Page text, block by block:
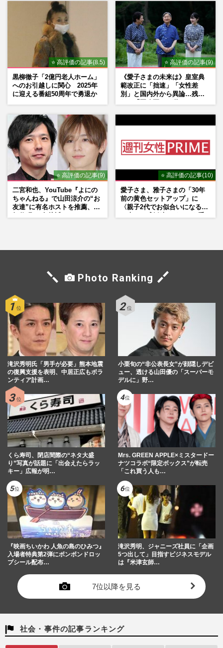
⭐ 高評価の記事(8.5)
黒柳徹子「2億円老人ホーム」
へのお引越しに関心 2025年
に迎える番組50周年で勇退か
⭐ 高評価の記事(9)
《愛子さまの未来は》皇室典
範改正に「拙速」「女性差
別」と国内外から異論…残さ
⭐ 高評価の記事(9)
二宮和也、YouTube『よにの
ちゃんねる』で山田涼介の“お
友達”に有名ホストを推薦、歌
⭐ 高評価の記事(10)
愛子さま、雅子さまの「30年
前の黄色セットアップ」に
〈親子2代でお似合いになる〉
Photo Ranking
滝沢秀明氏「男手が必要」熊本地震
の復興支援を表明、中居正広もボラ
ンティア計画…
小栗旬の“非公表長女”が顔隠しデビ
ュー、透ける山田優の「スーパーモ
デルに」野…
くら寿司、閉店間際の“ネタ大盛
り”写真が話題に「出会えたらラッ
キー」広報が明…
Mrs. GREEN APPLE×ミスタードー
ナツコラボ“限定ボックス”が転売
「これ買う人も…
『映画ちいかわ 人魚の島のひみつ』
入場者特典第2弾にボンボンドロッ
プシール配布…
滝沢秀明、ジャニーズ社員に「企画
5つ出して」目指すビジネスモデル
は『米津玄師…
7位以降を見る
社会・事件の記事ランキング